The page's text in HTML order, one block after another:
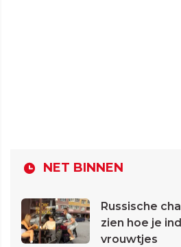
NET BINNEN
Russische
zien hoe je
vrouwtjes